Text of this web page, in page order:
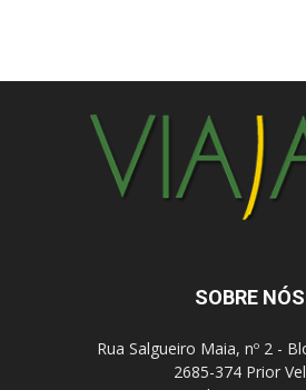
SOBRE NÓS
Rua Salgueiro Maia, nº 2 -
2685-374 Prior